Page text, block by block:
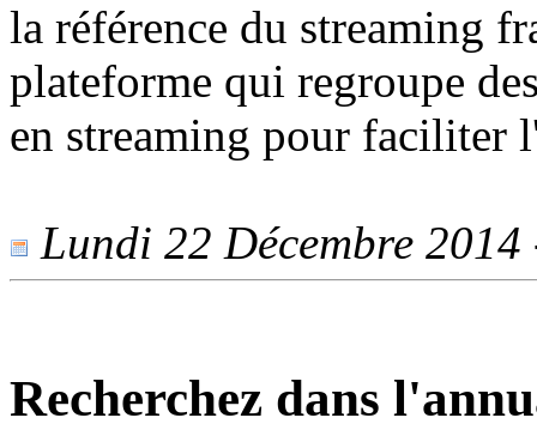
la référence du streaming
plateforme qui regroupe
en streaming pour faciliter
Lundi 22 Décembre 2014
Recherchez dans